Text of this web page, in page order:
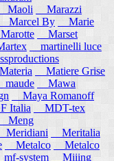
Maoli
Marazzi
Marcel By
Marie
Marset
martinelli luce
Matiere Grise
maude
Mawa
Maya Romanoff
Italia
MDT-tex
Meng
Meridiani
Meritalia
Metalco
Metalco
system
Miiing